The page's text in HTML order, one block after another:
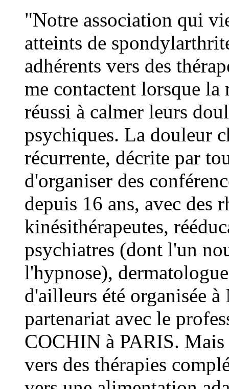
"Notre association qui
atteints de
adhérents vers des
me contactent lorsque la
réussi à calmer leurs
psychiques. La douleur
récurrente, décrite par
d'organiser des
depuis 16 ans, avec des
kinésithérapeutes,
psychiatres (dont l'un
l'hypnose),
d'ailleurs été organisée
partenariat avec le
COCHIN à PARIS. Mais
vers des thérapies